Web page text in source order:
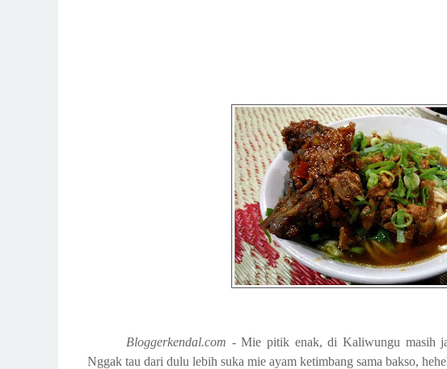
Bloggerkendal.com - Mie pitik enak, di Kaliwungu masih
Nggak tau dari dulu lebih suka mie ayam ketimbang sama bakso,